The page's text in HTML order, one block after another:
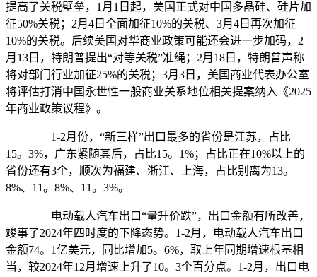
提高了关税壁垒，1月1日起，美国正式对中国多晶硅、硅片加
征50%关税；2月4日全面加征10%的关税、3月4日再次加征
10%的关税。后续美国对华商业政策可能还会进一步加码，2
月13日，特朗普提出“对等关税”准绳；2月18日，特朗普声称
将对部门行业加征25%的关税；3月3日，美国商业代表办公室
将评估打消中国永世性一般商业关系地位相关提案纳入《2025
年商业政策议程》。
1-2月份，“新三样”出口最多的省份是江苏，占比
15。3%，广东紧随其后，占比15。1%；占比正在10%以上的
省份还有3个，顺次为福建、浙江、上海，占比别离为13。
8%、11。8%、11。3%。
电动载人汽车出口“量升价跌”，出口金额有所改善，
竣事了2024年四时度的下降态势。1-2月，电动载人汽车出口
金额74。1亿美元，同比增加5。6%，取上年同期增速根基相
当，较2024年12月增速上升了10。3个百分点。1-2月，出口电